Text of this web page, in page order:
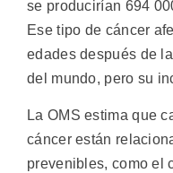
se producirían 694
Ese tipo de cáncer
edades después de
del mundo, pero su
La OMS estima que
cáncer están
prevenibles, como el